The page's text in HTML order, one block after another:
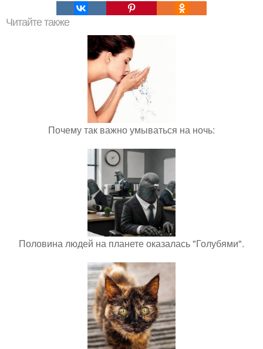
Читайте также
Почему так важно умываться на ночь:
Половина людей на планете оказалась "Голубями".